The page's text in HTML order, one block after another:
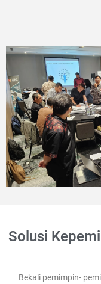
Solusi
Bekali pemimpin-